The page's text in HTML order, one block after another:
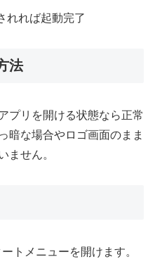
れれば起動完了
法
プリを開ける状態なら正常
暗な場合やロゴ画面のまま
ません。
トメニューを開けます。